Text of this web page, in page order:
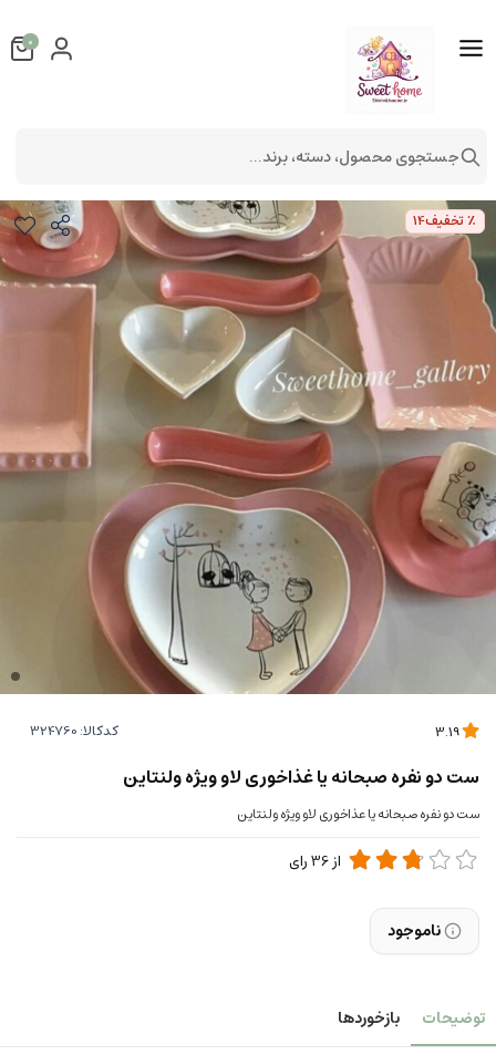
٪ تخفیف14
کدکالا:
ست دو نفره صبحانه یا غذاخوری لاو ویژه ولنتاین
ست دو نفره صبحانه یا عذاخوری لاو ویژه ولنتاین
از36رای
ناموجود
توضیحات بازخوردها
0
جستجوی محصول، دسته، برند...